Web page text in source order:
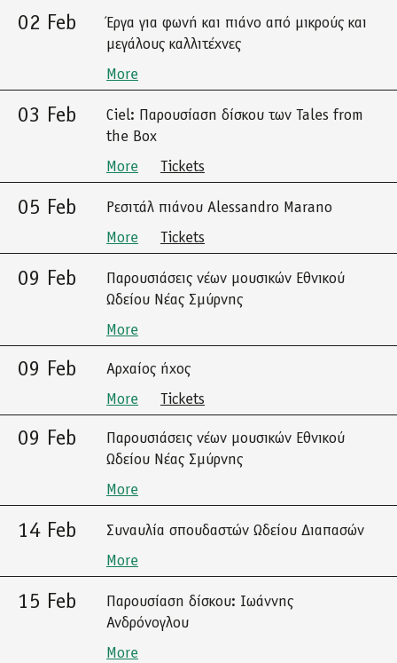
02 Feb
Έργα για φωνή και πιάνο από μικρούς και
μεγάλους καλλιτέχνες
More
03 Feb
Ciel: Παρουσίαση δίσκου των Tales from
the Box
More
Tickets
05 Feb
Ρεσιτάλ πιάνου Alessandro Marano
More
Tickets
09 Feb
Παρουσιάσεις νέων μουσικών Εθνικού
Ωδείου Νέας Σμύρνης
More
09 Feb
Αρχαίος ήχος
More
Tickets
09 Feb
Παρουσιάσεις νέων μουσικών Εθνικού
Ωδείου Νέας Σμύρνης
More
14 Feb
Συναυλία σπουδαστών Ωδείου Διαπασών
More
15 Feb
Παρουσίαση δίσκου: Ιωάννης
Ανδρόνογλου
More